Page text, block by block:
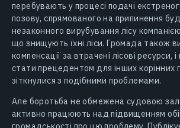
перебувають у процесі подачі
позову, спрямованого на припинення
незаконного вирубування лісу
що знищують їхні ліси. Громада також
компенсації за втрачені лісові ресурси,
стати прецедентом для інших корінних
зіткнулися з подібними проблемами.
Але боротьба не обмежена судовою
активно працюють над підвищенням